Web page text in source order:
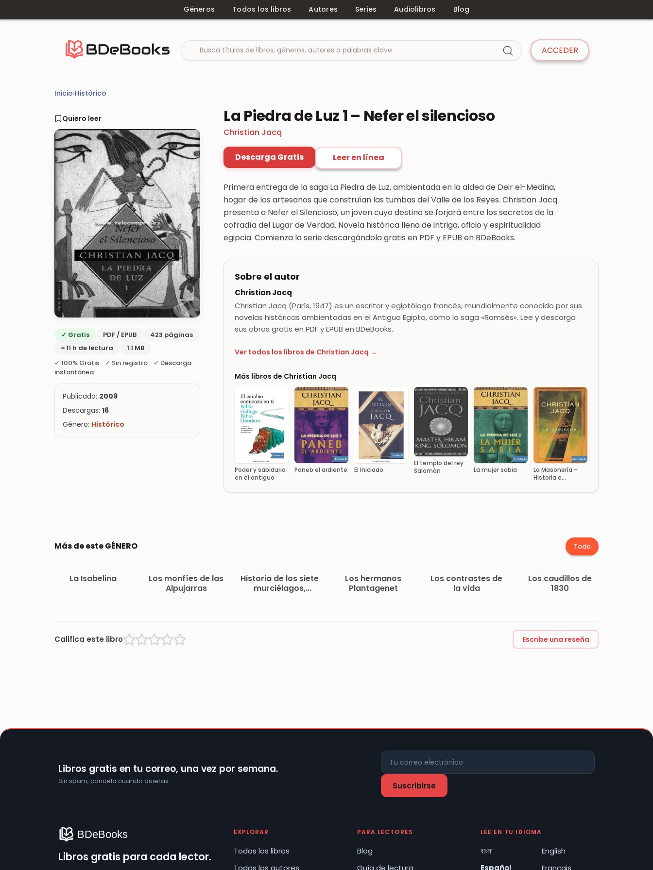
Géneros Todos los libros Autores Series Audiolibros Blog
ACCEDER
Inicio›Histórico
Quiero leer
✓ Gratis PDF / EPUB
423 páginas
≈ 11 h de lectura
1.1 MB
✓ 100% Gratis ✓ Sin registro ✓ Descarga
instantánea
Publicado: 2009
Descargas: 16
Género: Histórico
La Piedra de Luz 1 – Nefer el silencioso
Christian Jacq
Descarga Gratis Leer en línea
Primera entrega de la saga La Piedra de Luz, ambientada en la aldea de Deir el-Medina,
hogar de los artesanos que construían las tumbas del Valle de los Reyes. Christian Jacq
presenta a Nefer el Silencioso, un joven cuyo destino se forjará entre los secretos de la
cofradía del Lugar de Verdad. Novela histórica llena de intriga, oficio y espiritualidad
egipcia. Comienza la serie descargándola gratis en PDF y EPUB en BDeBooks.
Sobre el autor
Christian Jacq
Christian Jacq (París, 1947) es un escritor y egiptólogo francés, mundialmente conocido por sus
novelas históricas ambientadas en el Antiguo Egipto, como la saga «Ramsés». Lee y descarga
sus obras gratis en PDF y EPUB en BDeBooks.
Ver todos los libros de Christian Jacq →
Más libros de Christian Jacq
Poder y sabiduria
en el antiguo
Paneb el ardiente El Iniciado
El templo del rey
Salomón
La mujer sabia
La Masonería –
Historia e
Más de este GÉNERO Todo
La Isabelina
Los monfíes de las
Alpujarras
Historia de los siete
murciélagos,
Los hermanos
Plantagenet
Los contrastes de
la vida
Los caudillos de
1830
Califica este libro Escribe una reseña
Libros gratis en tu correo, una vez por semana.
Sin spam, cancela cuando quieras.
Libros gratis para cada lector.
EXPLORAR
Todos los libros
PARA LECTORES
Blog
LEE EN TU IDIOMA
বাংলা
English